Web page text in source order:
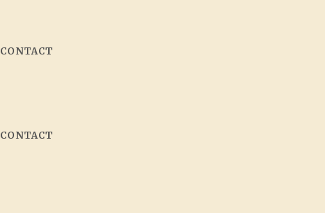
CONTACT
CONTACT